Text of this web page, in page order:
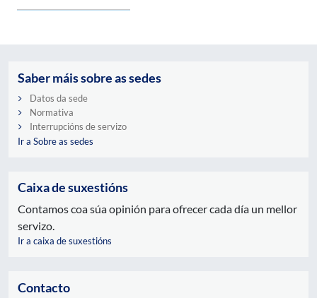
Saber máis sobre as sedes
Datos da sede
Normativa
Interrupcións de servizo
Ir a Sobre as sedes
Caixa de suxestións
Contamos coa súa opinión para ofrecer cada día un mellor
servizo.
Ir a caixa de suxestións
Contacto